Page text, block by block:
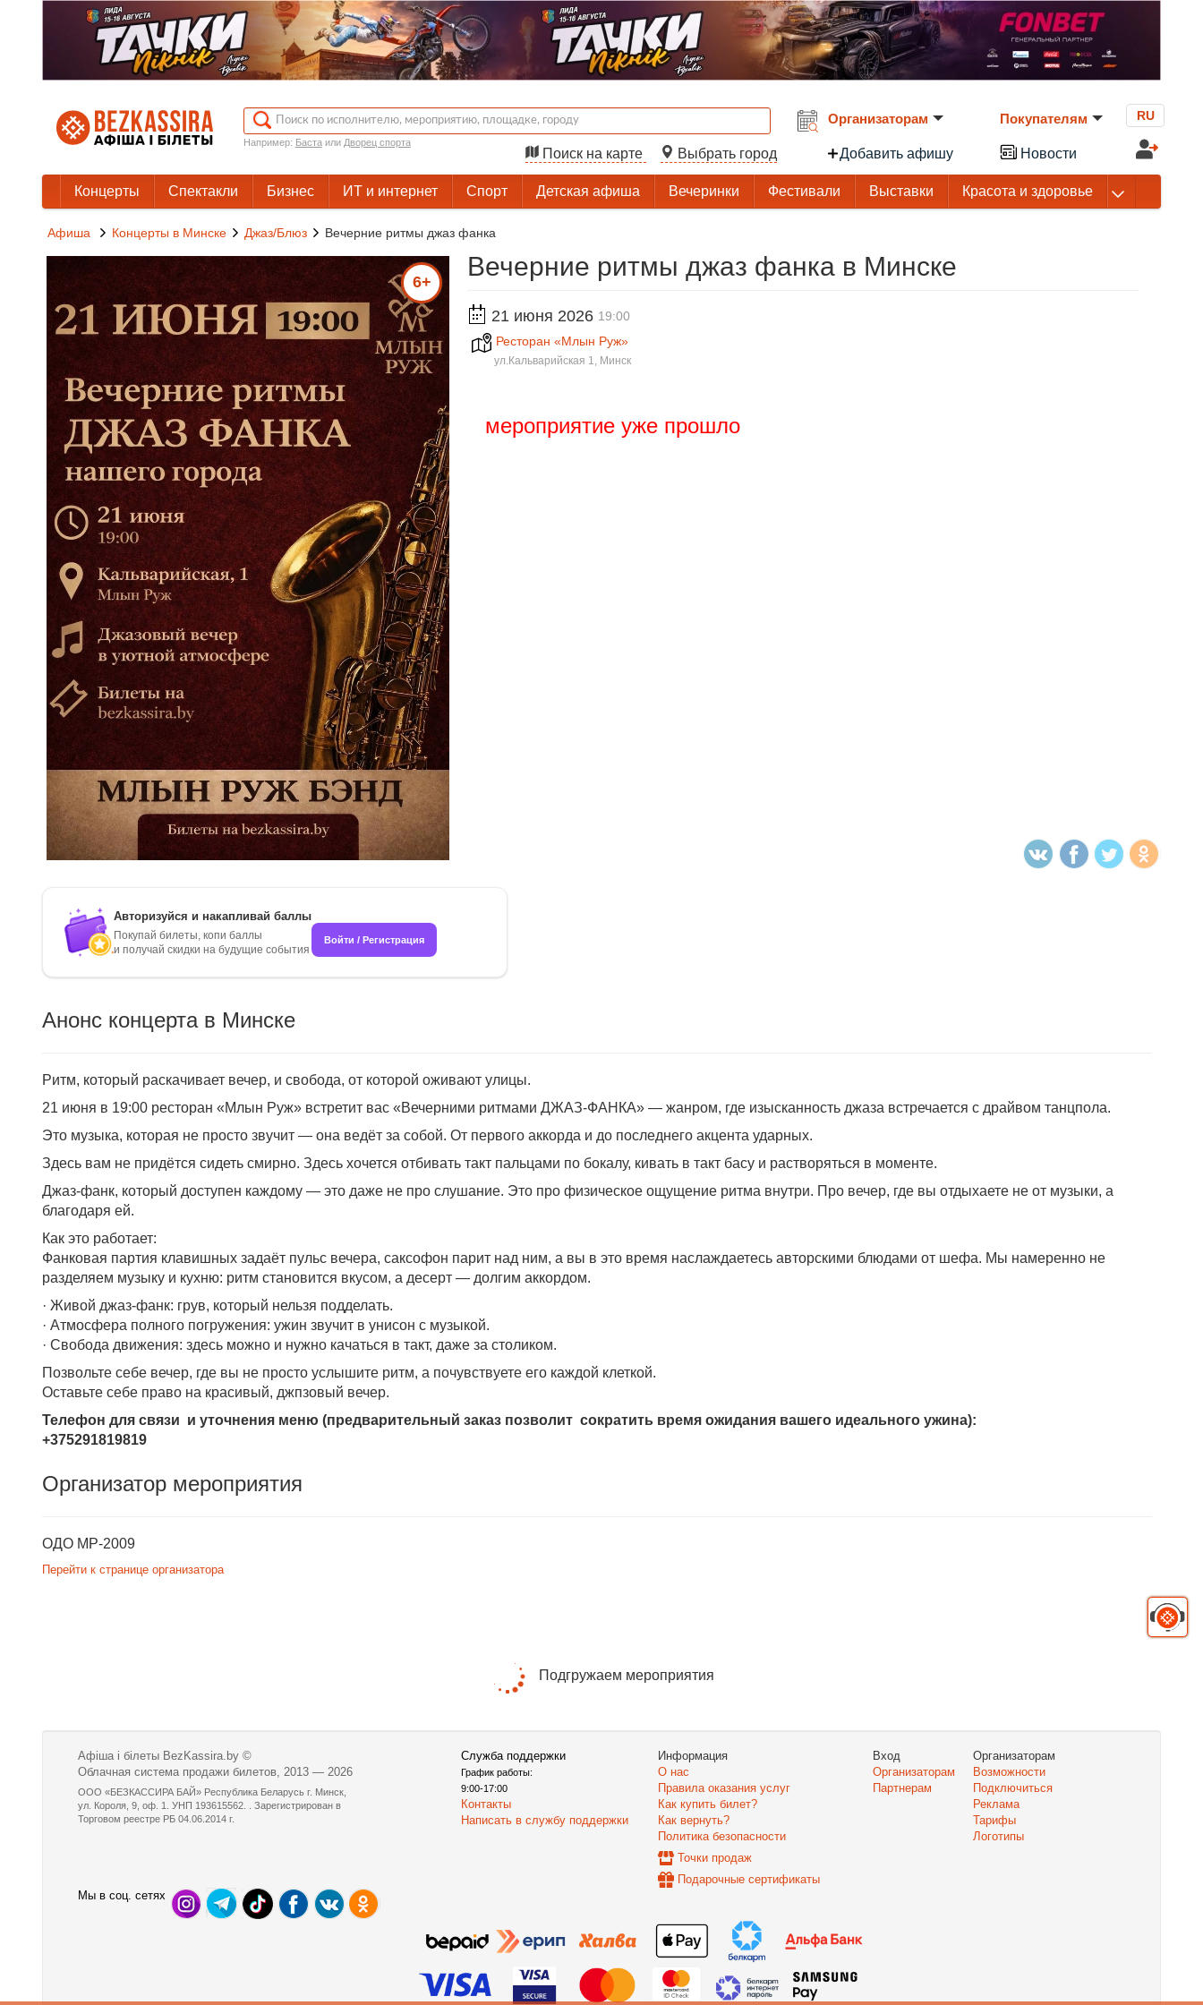
Например: Бастаили Дворец спорта
Поиск на карте Выбрать город
Организаторам
Добавить афишу
Покупателям
Новости
RU
Концерты Спектакли Бизнес ИТ и интернет Спорт Детская афиша Вечеринки Фестивали Выставки Красота и здоровье
Афиша Концерты в Минске Джаз/Блюз Вечерние ритмы джаз фанка
6+
Вечерние ритмы джаз фанка в Минске
21 июня 2026 19:00
Ресторан «Млын Руж»
ул.Кальварийская 1, Минск
мероприятие уже прошло
Авторизуйся и накапливай баллы
Покупай билеты, копи баллы
и получай скидки на будущие события
Войти / Регистрация
Анонс концерта в Минске
Ритм, который раскачивает вечер, и свобода, от которой оживают улицы.
21 июня в 19:00 ресторан «Млын Руж» встретит вас «Вечерними ритмами ДЖАЗ-ФАНКА» — жанром, где изысканность джаза встречается с драйвом танцпола.
Это музыка, которая не просто звучит — она ведёт за собой. От первого аккорда и до последнего акцента ударных.
Здесь вам не придётся сидеть смирно. Здесь хочется отбивать такт пальцами по бокалу, кивать в такт басу и растворяться в моменте.
Джаз-фанк, который доступен каждому — это даже не про слушание. Это про физическое ощущение ритма внутри. Про вечер, где вы отдыхаете не от музыки, а
благодаря ей.
Как это работает:
Фанковая партия клавишных задаёт пульс вечера, саксофон парит над ним, а вы в это время наслаждаетесь авторскими блюдами от шефа. Мы намеренно не
разделяем музыку и кухню: ритм становится вкусом, а десерт — долгим аккордом.
· Живой джаз-фанк: грув, который нельзя подделать.
· Атмосфера полного погружения: ужин звучит в унисон с музыкой.
· Свобода движения: здесь можно и нужно качаться в такт, даже за столиком.
Позвольте себе вечер, где вы не просто услышите ритм, а почувствуете его каждой клеткой.
Оставьте себе право на красивый, джпзовый вечер.
Телефон для связи и уточнения меню (предварительный заказ позволит сократить время ожидания вашего идеального ужина):
+375291819819
Организатор мероприятия
ОДО МР-2009
Перейти к странице организатора
Подгружаем мероприятия
Афіша і білеты BezKassira.by ©
Облачная система продажи билетов, 2013 — 2026
ООО «БЕЗКАССИРА БАЙ» Республика Беларусь г. Минск,
ул. Короля, 9, оф. 1. УНП 193615562. . Зарегистрирован в
Торговом реестре РБ 04.06.2014 г.
Служба поддержки
График работы:
9:00-17:00
Контакты
Написать в службу поддержки
Информация
О нас
Правила оказания услуг
Как купить билет?
Как вернуть?
Политика безопасности
Точки продаж
Подарочные сертификаты
Вход
Организаторам
Партнерам
Организаторам
Возможности
Подключиться
Реклама
Тарифы
Логотипы
Мы в соц. сетях